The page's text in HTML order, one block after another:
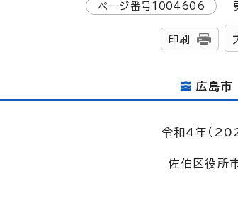
ページ番号1004606
印刷
広島市
令和4年（
佐伯区役所